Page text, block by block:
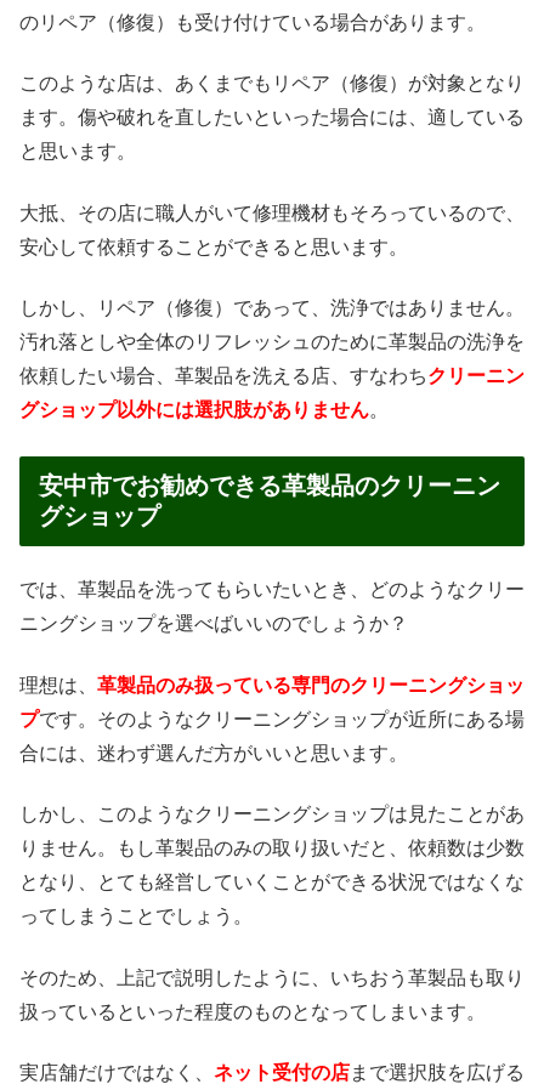
のリペア（修復）も受け付けている場合があります。
このような店は、あくまでもリペア（修復）が対象となり
ます。傷や破れを直したいといった場合には、適している
と思います。
大抵、その店に職人がいて修理機材もそろっているので、
安心して依頼することができると思います。
しかし、リペア（修復）であって、洗浄ではありません。
汚れ落としや全体のリフレッシュのために革製品の洗浄を
依頼したい場合、革製品を洗える店、すなわちクリーニン
グショップ以外には選択肢がありません。
安中市でお勧めできる革製品のクリーニン
グショップ
では、革製品を洗ってもらいたいとき、どのようなクリー
ニングショップを選べばいいのでしょうか？
理想は、 革製品のみ扱っている専門のクリーニングショッ
プです。そのようなクリーニングショップが近所にある場
合には、迷わず選んだ方がいいと思います。
しかし、このようなクリーニングショップは見たことがあ
りません。もし革製品のみの取り扱いだと、依頼数は少数
となり、とても経営していくことができる状況ではなくな
ってしまうことでしょう。
そのため、上記で説明したように、いちおう革製品も取り
扱っているといった程度のものとなってしまいます。
実店舗だけではなく、 ネット受付の店まで選択肢を広げる